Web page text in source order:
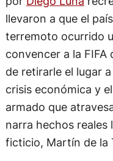
llevaron a que el
terremoto ocurrido
convencer a la FIFA
de retirarle el lugar
crisis económica y
armado que
narra hechos reales
ficticio, Martín de la